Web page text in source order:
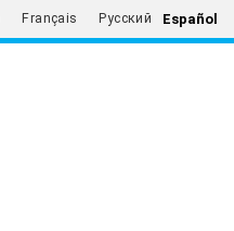
Français Русский Español